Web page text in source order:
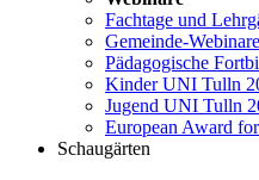
Fachtage und
Gemeinde-Webinare
Pädagogische
Kinder UNI Tulln
Jugend UNI Tulln
European Award
Schaugärten